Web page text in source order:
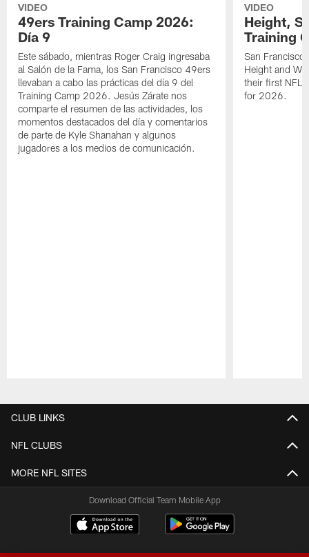
VIDEO
49ers Training Camp 2026:
Día 9
Este sábado, mientras Roger Craig ingresaba
al Salón de la Fama, los San Francisco 49ers
llevaban a cabo las prácticas del día 9 del
Training Camp 2026. Jesús Zárate nos
comparte el resumen de las actividades, los
momentos destacados del día y comentarios
de parte de Kyle Shanahan y algunos
jugadores a los medios de comunicación.
VIDEO
Height,
Training
San Francisco
Height and
their first NFL
for 2026.
CLUB LINKS
NFL CLUBS
MORE NFL SITES
Download Official Team Mobile App